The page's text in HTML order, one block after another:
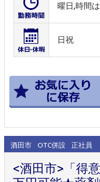
曜日,時間
日祝
酒田市 OTC併設 正社員
<酒田市>「得